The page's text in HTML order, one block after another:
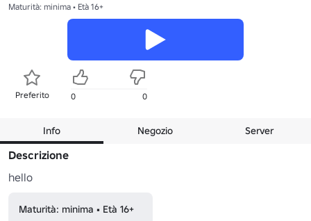
Maturità: minima • Età 16+
Preferito 0 0
Info Negozio Server
Descrizione
hello
Maturità: minima • Età 16+